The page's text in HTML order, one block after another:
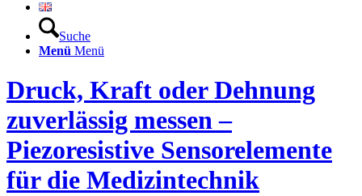
Suche
Menü Menü
Druck, Kraft oder Dehnung
zuverlässig messen –
Piezoresistive Sensorelemente
für die Medizintechnik